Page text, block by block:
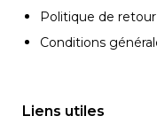
Politique de retour
Conditions
Liens utiles